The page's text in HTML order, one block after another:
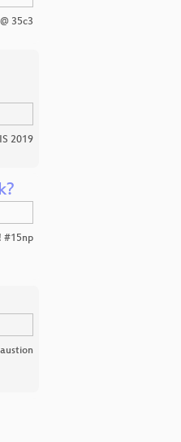
35c3
2019
#15np